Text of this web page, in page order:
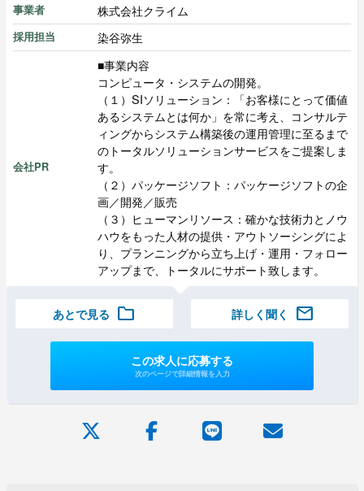
事業者 株式会社クライム
採用担当 染谷弥生
会社PR
■事業内容
コンピュータ・システムの開発。
（１）SIソリューション：「お客様にとって価値
あるシステムとは何か」を常に考え、コンサルテ
ィングからシステム構築後の運用管理に至るまで
のトータルソリューションサービスをご提案しま
す。
（２）パッケージソフト：パッケージソフトの企
画／開発／販売
（３）ヒューマンリソース：確かな技術力とノウ
ハウをもった人材の提供・アウトソーシングによ
り、プランニングから立ち上げ・運用・フォロー
アップまで、トータルにサポート致します。
あとで見る folder 詳しく聞く mail
この求人に応募する
次のページで詳細情報を入力